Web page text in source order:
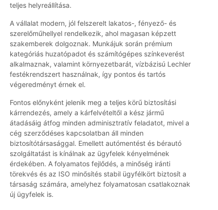
teljes helyreállítása.
A vállalat modern, jól felszerelt lakatos-, fényező- és
szerelőműhellyel rendelkezik, ahol magasan képzett
szakemberek dolgoznak. Munkájuk során prémium
kategóriás huzatópadot és számítógépes színkeverést
alkalmaznak, valamint környezetbarát, vízbázisú Lechler
festékrendszert használnak, így pontos és tartós
végeredményt érnek el.
Fontos előnyként jelenik meg a teljes körű biztosítási
kárrendezés, amely a kárfelvételtől a kész jármű
átadásáig átfog minden adminisztratív feladatot, mivel a
cég szerződéses kapcsolatban áll minden
biztosítótársasággal. Emellett autómentést és bérautó
szolgáltatást is kínálnak az ügyfelek kényelmének
érdekében. A folyamatos fejlődés, a minőség iránti
törekvés és az ISO minősítés stabil ügyfélkört biztosít a
társaság számára, amelyhez folyamatosan csatlakoznak
új ügyfelek is.